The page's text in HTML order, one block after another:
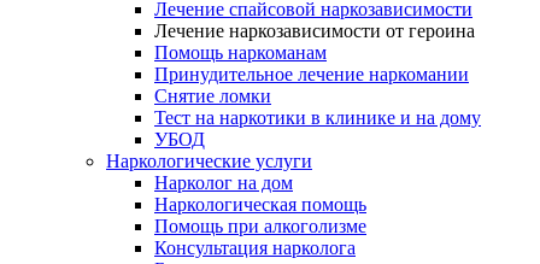
Лечение спайсовой наркозависимости
Лечение наркозависимости от героина
Помощь наркоманам
Принудительное лечение наркомании
Снятие ломки
Тест на наркотики в клинике и на дому
УБОД
Наркологические услуги
Нарколог на дом
Наркологическая помощь
Помощь при алкоголизме
Консультация нарколога